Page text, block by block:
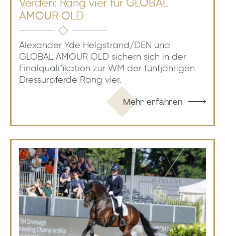
Verden: Rang vier für GLOBAL
AMOUR OLD
Alexander Yde Helgstrand/DEN und
GLOBAL AMOUR OLD sichern sich in der
Finalqualifikation zur WM der fünfjährigen
Dressurpferde Rang vier.
Mehr erfahren